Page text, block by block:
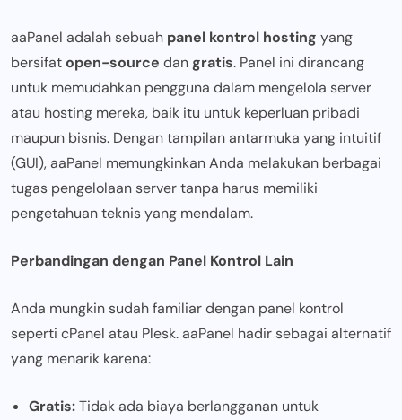
aaPanel adalah sebuah panel kontrol hosting yang
bersifatopen-source dan gratis. Panel ini dirancang
untuk memudahkan pengguna dalam mengelola server
atau hosting mereka, baik itu untuk keperluan pribadi
maupun bisnis. Dengan tampilan antarmuka yang intuitif
(GUI), aaPanel memungkinkan Anda melakukan berbagai
tugas pengelolaan server tanpa harus memiliki
pengetahuan teknis yang mendalam.
Perbandingan dengan Panel Kontrol Lain
Anda mungkin sudah familiar dengan panel kontrol
seperti cPanel atau Plesk. aaPanel hadir sebagai alternatif
yang menarik karena:
Gratis:Tidak ada biaya berlangganan untuk